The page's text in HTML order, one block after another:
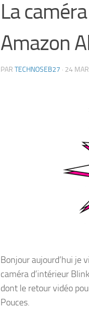
La
Amazon
PAR TECHNOSEB27 · 24
Bonjour aujourd’hui je
caméra d’intérieur
dont le retour vidéo
Pouces.